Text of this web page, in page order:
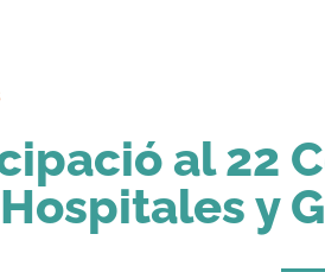
al 22
Hospitales y